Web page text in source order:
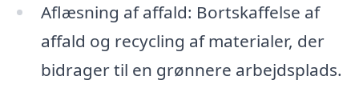
Aflæsning af affald: Bortskaffelse af
affald og recycling af materialer, der
bidrager til en grønnere arbejdsplads.